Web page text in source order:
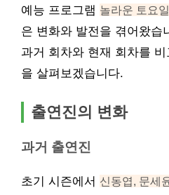
예능 프로그램 놀라운 토요일
은 변화와 발전을 겪어왔습
과거 회차와 현재 회차를
을 살펴보겠습니다.
출연진의 변화
과거 출연진
초기 시즌에서 신동엽, 문세